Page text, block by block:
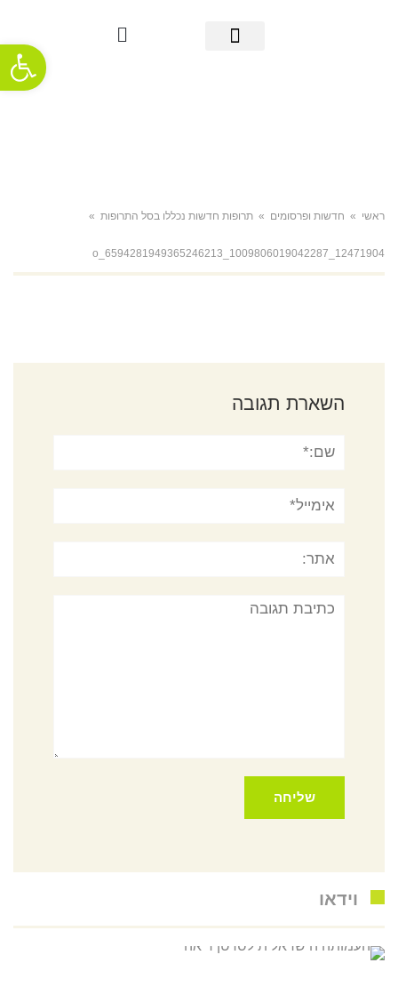
ראשי » חדשות ופרסומים » תרופות חדשות נכללו בסל התרופות »
12471904_1009806019042287_6594281949365246213_o
השארת תגובה
אימייל*
תגובה
וידאו
פתח